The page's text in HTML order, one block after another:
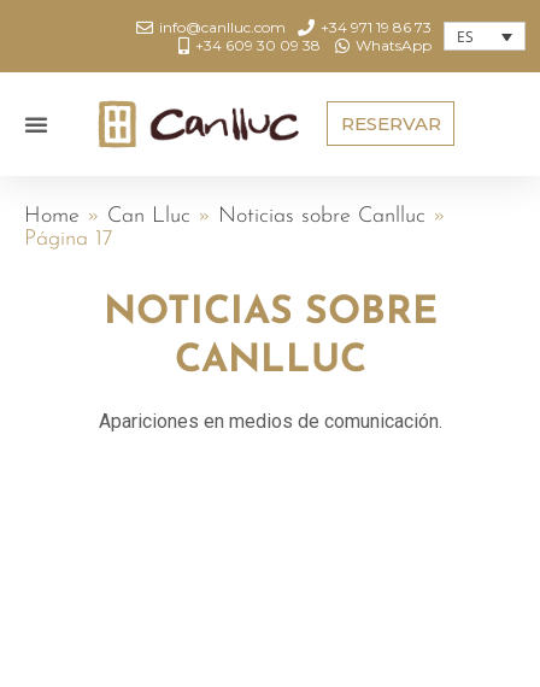
ES
info@canlluc.com
+34 971 19 86 73
+34 609 30 09 38
WhatsApp
RESERVAR
Home » Can Lluc » Noticias sobre Canlluc »
Página 17
NOTICIAS SOBRE
CANLLUC
Apariciones en medios de comunicación.